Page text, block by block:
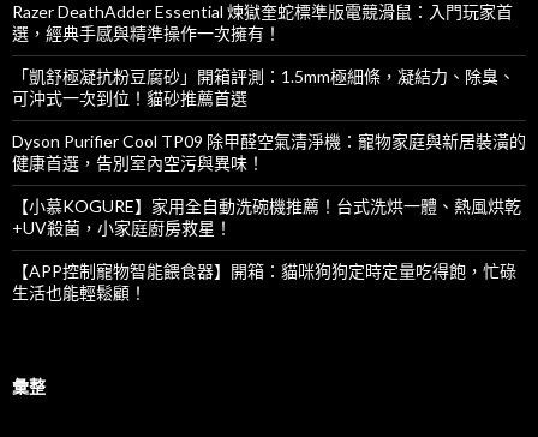
Razer DeathAdder Essential 煉獄奎蛇標準版電競滑鼠：入門玩家首
選，經典手感與精準操作一次擁有！
「凱舒極凝抗粉豆腐砂」開箱評測：1.5mm極細條，凝結力、除臭、
可沖式一次到位！貓砂推薦首選
Dyson Purifier Cool TP09 除甲醛空氣清淨機：寵物家庭與新居裝潢的
健康首選，告別室內空污與異味！
【小慕KOGURE】家用全自動洗碗機推薦！台式洗烘一體、熱風烘乾
+UV殺菌，小家庭廚房救星！
【APP控制寵物智能餵食器】開箱：貓咪狗狗定時定量吃得飽，忙碌
生活也能輕鬆顧！
彙整